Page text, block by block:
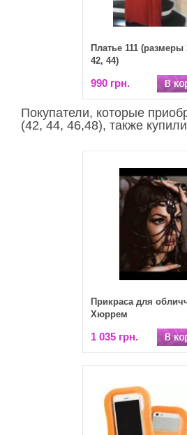
Платье 111 (размеры
42, 44)
990 грн.
Покупатели, которые
(42, 44, 46,48), также купили
Прикраса для
Хюррем
1 035 грн.